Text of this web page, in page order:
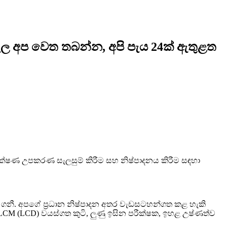
අප වෙත තබන්න, අපි පැය 24ක් ඇතුළත
උපකරණ සැලසුම් කිරීම සහ නිෂ්පාදනය කිරීම සඳහා
අපගේ ප්‍රධාන නිෂ්පාදන අතර වැඩසටහන්ගත කළ හැකි
(LCD) වයස්ගත කුටි, ලුණු ඉසින පරීක්ෂක, ඉහළ උෂ්ණත්ව